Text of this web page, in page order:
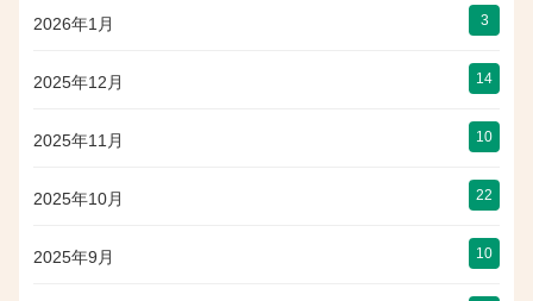
2026年1月 3
2025年12月 14
2025年11月 10
2025年10月 22
2025年9月 10